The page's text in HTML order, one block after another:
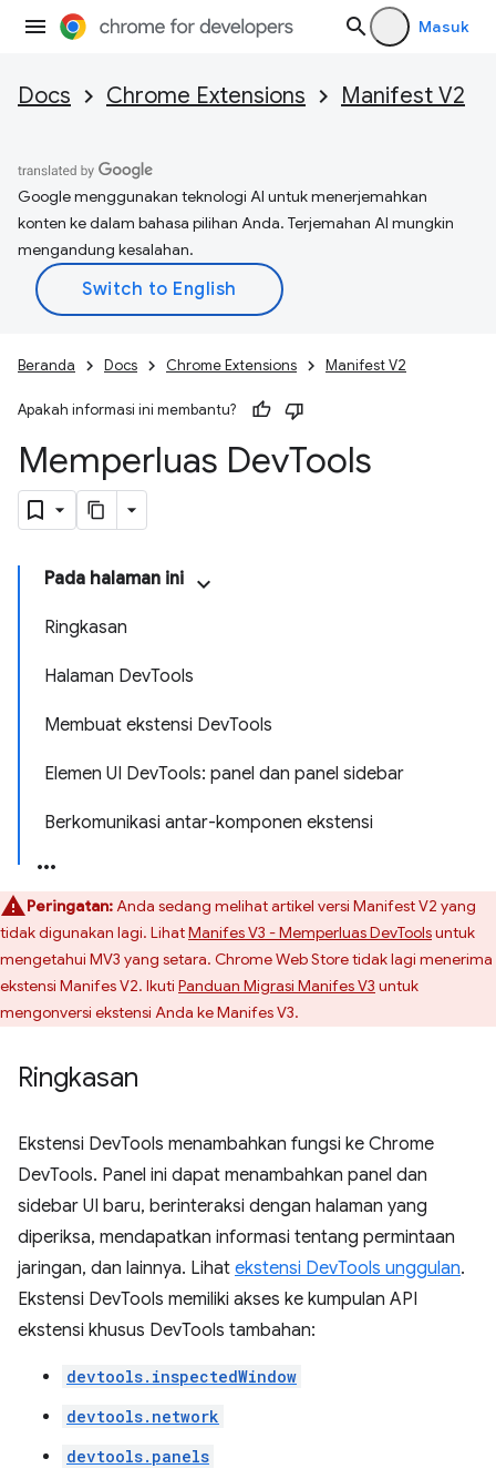
Masuk
Docs Chrome Extensions Manifest V2
Google menggunakan teknologi AI untuk menerjemahkan
konten ke dalam bahasa pilihan Anda. Terjemahan AI mungkin
mengandung kesalahan.
Beranda Docs Chrome Extensions Manifest V2
Apakah informasi ini membantu?
Memperluas DevTools
Pada halaman ini
Ringkasan
Halaman DevTools
Membuat ekstensi DevTools
Elemen UI DevTools: panel dan panel sidebar
Berkomunikasi antar-komponen ekstensi
Peringatan:Anda sedang melihat artikel versi Manifest V2 yang
tidak digunakan lagi. LihatManifes V3 - Memperluas DevToolsuntuk
mengetahui MV3 yang setara. Chrome Web Store tidak lagi menerima
ekstensi Manifes V2. Ikuti Panduan Migrasi Manifes V3 untuk
mengonversi ekstensi Anda ke Manifes V3.
Ringkasan
Ekstensi DevTools menambahkan fungsi ke Chrome
DevTools. Panel ini dapat menambahkan panel dan
sidebar UI baru, berinteraksi dengan halaman yang
diperiksa, mendapatkan informasi tentang permintaan
jaringan, dan lainnya. Lihat ekstensi DevTools unggulan.
Ekstensi DevTools memiliki akses ke kumpulan API
ekstensi khusus DevTools tambahan:
devtools.inspectedWindow
devtools.network
devtools.panels